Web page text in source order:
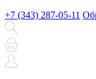
+7 (343) 287-05-11